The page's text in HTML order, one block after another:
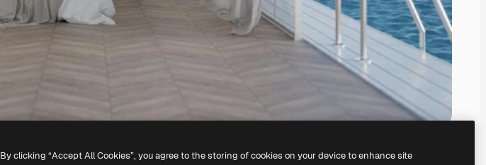
By clicking “Accept All Cookies”, you agree to the storing of cookies on your device to enhance site